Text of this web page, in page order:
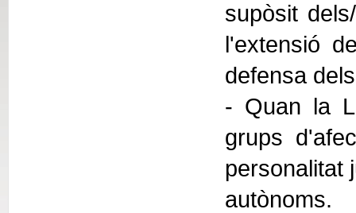
supòsit
l'extensió
defensa
- Quan la
grups
personalitat
autònoms.